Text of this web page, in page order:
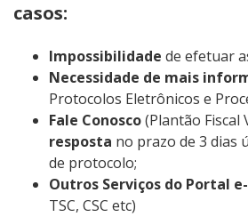
casos:
Impossibilidade de efetuar
Necessidade de mais
Protocolos Eletrônicos e
Fale Conosco(Plantão Fiscal
resposta no prazo de 3 dias
de protocolo;
Outros Serviços do Portal e-
TSC, CSC etc)